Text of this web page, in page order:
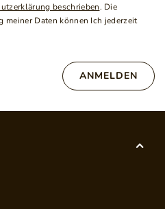
beschrieben. Die
Daten können Ich jederzeit
ANMELDEN